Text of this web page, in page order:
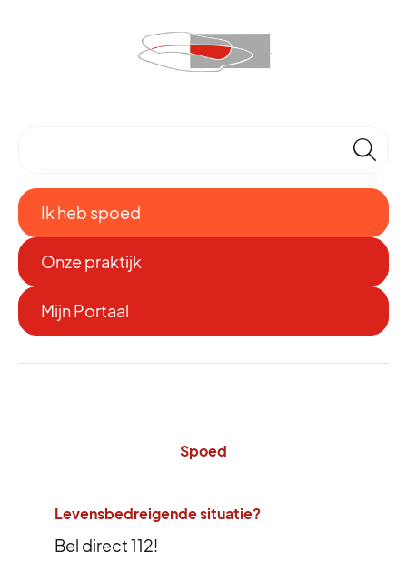
🔎
Onze praktijk
Mijn Portaal
Ik heb spoed
Spoed
Levensbedreigende situatie?
Bel direct 112!